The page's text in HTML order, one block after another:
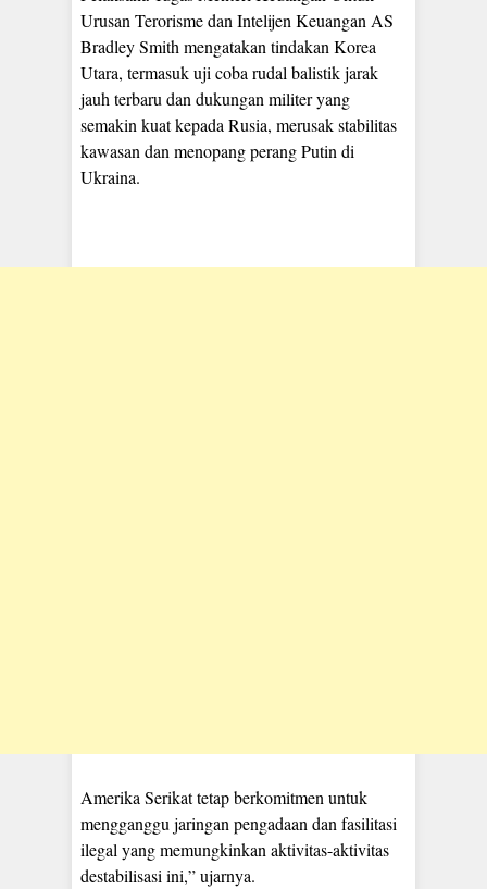
Urusan Terorisme dan Intelijen Keuangan AS
Bradley Smith mengatakan tindakan Korea
Utara, termasuk uji coba rudal balistik jarak
jauh terbaru dan dukungan militer yang
semakin kuat kepada Rusia, merusak stabilitas
kawasan dan menopang perang Putin di
Ukraina.
Amerika Serikat tetap berkomitmen untuk
mengganggu jaringan pengadaan dan fasilitasi
ilegal yang memungkinkan aktivitas-aktivitas
destabilisasi ini,” ujarnya.